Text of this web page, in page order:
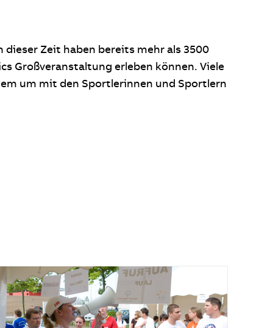
dieser Zeit haben bereits mehr als 3500
Großveranstaltung erleben können. Viele
um mit den Sportlerinnen und Sportlern